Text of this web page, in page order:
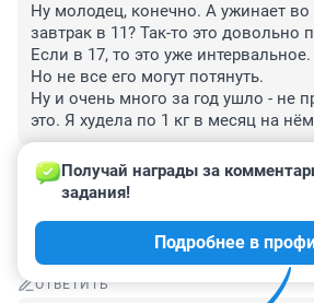
Ну молодец, конечно. А ужинает во
завтрак в 11? Так-то это довольно
Если в 17, то это уже
Но не все его могут потянуть.
Ну и очень много за год ушло - не
это. Я худела по 1 кг в месяц на
ОТВЕТИТЬ
Гость
"Бизнесвумен"))))) Стенгазета во
ОТВЕТИТЬ
Получай награды за
задания!
Подробнее в